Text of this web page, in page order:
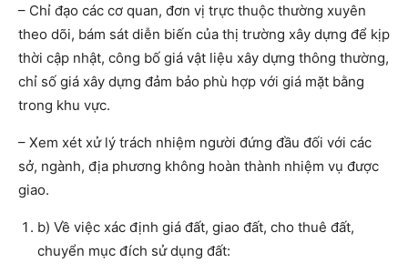
– Chỉ đạo các cơ quan, đơn vị trực thuộc thường xuyên
theo dõi, bám sát diễn biến của thị trường xây dựng để kịp
thời cập nhật, công bố giá vật liệu xây dựng thông thường,
chỉ số giá xây dựng đảm bảo phù hợp với giá mặt bằng
trong khu vực.
– Xem xét xử lý trách nhiệm người đứng đầu đối với các
sở, ngành, địa phương không hoàn thành nhiệm vụ được
giao.
b) Về việc xác định giá đất, giao đất, cho thuê đất,
chuyển mục đích sử dụng đất: